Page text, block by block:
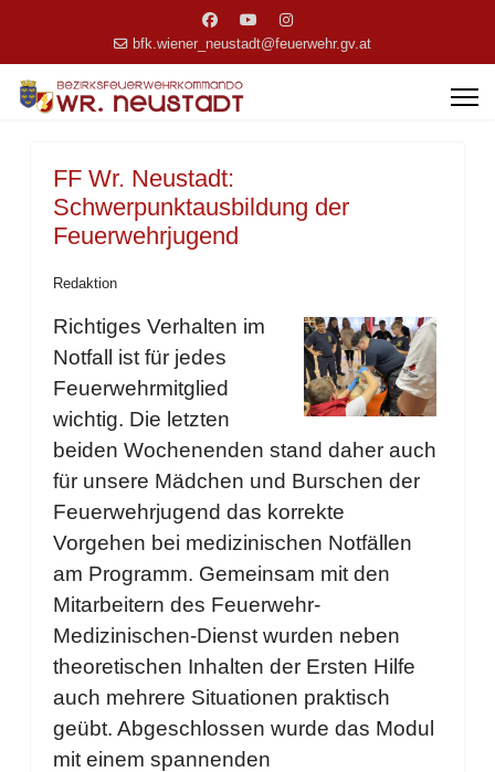
bfk.wiener_neustadt@feuerwehr.gv.at
FF Wr. Neustadt:
Schwerpunktausbildung der
Feuerwehrjugend
Redaktion
Richtiges Verhalten im
Notfall ist für jedes
Feuerwehrmitglied
wichtig. Die letzten
beiden Wochenenden stand daher auch
für unsere Mädchen und Burschen der
Feuerwehrjugend das korrekte
Vorgehen bei medizinischen Notfällen
am Programm. Gemeinsam mit den
Mitarbeitern des Feuerwehr-
Medizinischen-Dienst wurden neben
theoretischen Inhalten der Ersten Hilfe
auch mehrere Situationen praktisch
geübt. Abgeschlossen wurde das Modul
mit einem spannenden